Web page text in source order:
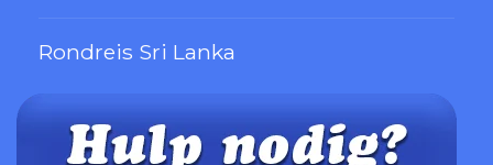
Rondreis Sri Lanka